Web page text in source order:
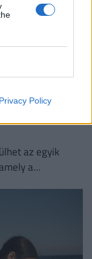
Privacy Policy
itt lesz
az egyik
a